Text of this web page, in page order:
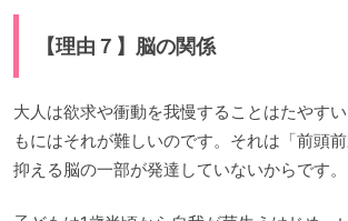
【理由７】脳の関係
大人は欲求や衝動を我慢することはたやす
もにはそれが難しいのです。それは「前頭
抑える脳の一部が発達していないからです。